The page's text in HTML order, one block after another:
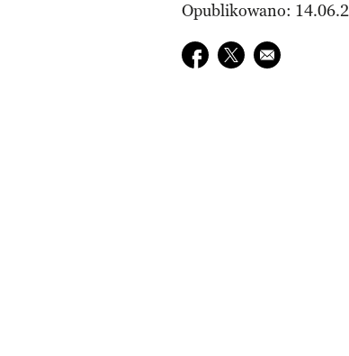
Opublikowano:
Udostępnij na facebook
Udostępnij na
E-mail do